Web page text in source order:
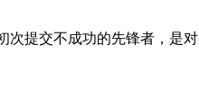
次提交不成功的先锋者，是对